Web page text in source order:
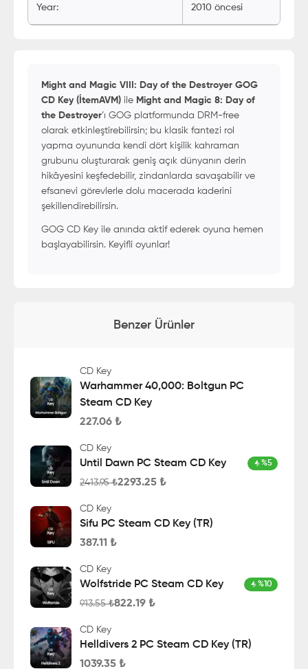
Year: 2010 öncesi
Might and Magic VIII: Day of the Destroyer GOG
CD Key (İtemAVM) ile Might and Magic 8: Day of
the Destroyer’ı GOG platformunda DRM-free
olarak etkinleştirebilirsin; bu klasik fantezi rol
yapma oyununda kendi dört kişilik kahraman
grubunu oluşturarak geniş açık dünyanın derin
hikâyesini keşfedebilir, zindanlarda savaşabilir ve
efsanevi görevlerle dolu macerada kaderini
şekillendirebilirsin.
GOG CD Key ile anında aktif ederek oyuna hemen
başlayabilirsin. Keyifli oyunlar!
Benzer Ürünler
CD Key
Warhammer 40,000: Boltgun PC
Steam CD Key
227.06 ₺
CD Key
Until Dawn PC Steam CD Key %5
2413.95₺2293.25 ₺
CD Key
Sifu PC Steam CD Key (TR)
387.11 ₺
CD Key
Wolfstride PC Steam CD Key %10
913.55₺822.19 ₺
CD Key
Helldivers 2 PC Steam CD Key (TR)
1039.35 ₺